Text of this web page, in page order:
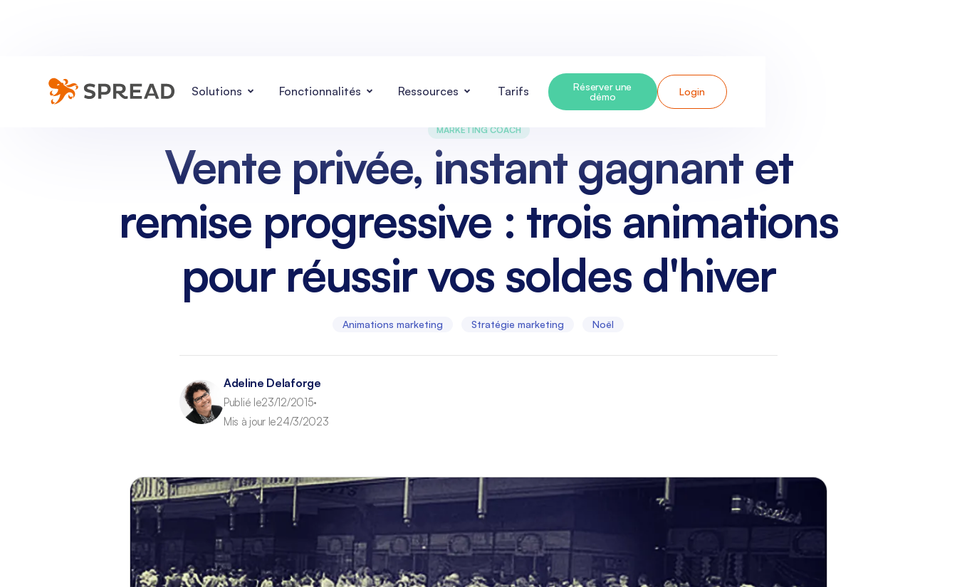
Solutions Fonctionnalités Ressources Tarifs
Réserver une
démo
Login
MARKETING COACH
Vente privée, instant gagnant et
remise progressive : trois animations
pour réussir vos soldes d'hiver
Animations marketing Stratégie marketing Noël
Adeline Delaforge
Publié le23/12/2015•
Mis à jour le24/3/2023